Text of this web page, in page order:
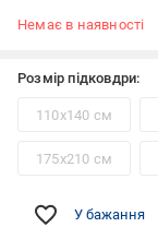
Немає в наявності
Розмір підковдри:
110x140 см
175x210 см
У бажання